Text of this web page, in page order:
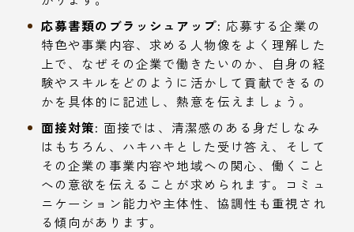
応募書類のブラッシュアップ: 応募する企業の
特色や事業内容、求める人物像をよく理解した
上で、なぜその企業で働きたいのか、自身の経
験やスキルをどのように活かして貢献できるの
かを具体的に記述し、熱意を伝えましょう。
面接対策: 面接では、清潔感のある身だしなみ
はもちろん、ハキハキとした受け答え、そして
その企業の事業内容や地域への関心、働くこと
への意欲を伝えることが求められます。コミュ
ニケーション能力や主体性、協調性も重視され
る傾向があります。